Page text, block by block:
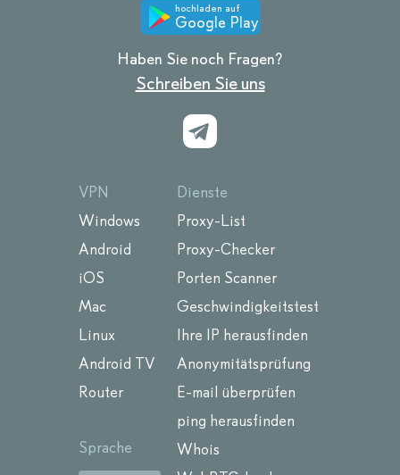
hochladen auf
Google Play
Haben Sie noch Fragen?
Schreiben Sie uns
VPN
Windows
Android
iOS
Mac
Linux
Android TV
Router
Sprache
Dienste
Proxy-List
Proxy-Checker
Porten Scanner
Geschwindigkeitstest
Ihre IP herausfinden
Anonymitätsprüfung
E-mail überprüfen
ping herausfinden
Whois